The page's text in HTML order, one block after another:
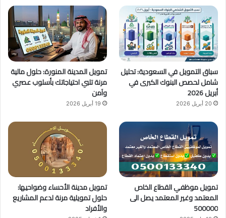
و
ك
T
u
b
e
ق
ر
ا
م
سباق التمويل في السعودية: تحليل
شامل لحصص البنوك الكبرى في
أبريل 2026
20 أبريل 2026
تمويل المدينة المنورة: حلول مالية
مرنة تلبي احتياجاتك بأسلوب عصري
وآمن
19 أبريل 2026
تمويل موظفي القطاع الخاص
المعتمد وغير المعتمد يصل الى
500000
تمويل مدينة الأحساء وضواحيها:
حلول تمويلية مرنة لدعم المشاريع
والأفراد